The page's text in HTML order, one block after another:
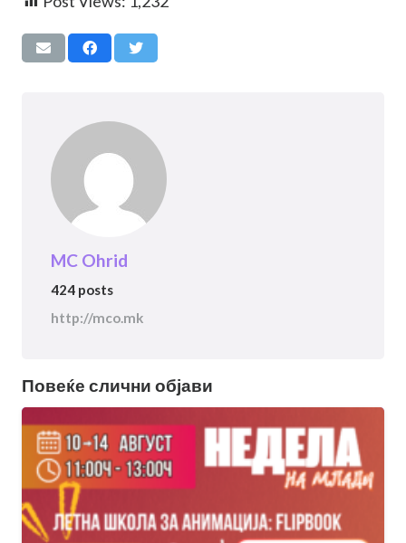
MC Ohrid
424 posts
http://mco.mk
Повеќе слични објави